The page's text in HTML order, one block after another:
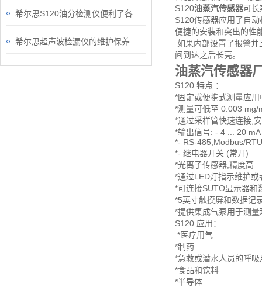
S120油蒸汽传感器可长
S120传感器应用了自
便捷的安装和突出的性
如果内部设置了报警
间到达之后长亮。
油蒸汽传感器
S120 特点 ：
*固定或便携式测量应用
*测量可低至 0.003 mg/
*通过采样管快速连接,
*输出信号: - 4 ... 20 mA
*- RS-485,Modbus/RTU
*- 继电器开关 (常开)
*光离子传感器,精度高
*通过LED灯指示维护或
*可连接SUTO显示器和
*5英寸触摸屏和数据记
*提供集成气泵用于测
S120 应用：
*医疗用气
*制药
*急救或潜水人员的呼吸
*食品和饮料
*半导体